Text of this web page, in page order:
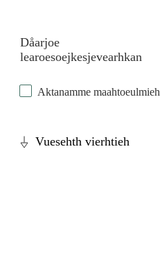
Dåarjoe
learoesoejkesjevearhkan
Aktanamme maahtoeulmieh
Vuesehth vierhtieh